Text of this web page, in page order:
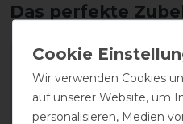
Das perfekte
-20%
Wir verwenden Cookies
auf unserer Website, um
personalisieren, Medien